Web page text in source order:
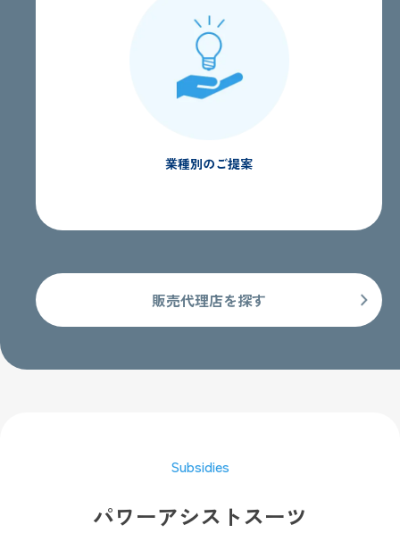
業種別のご提案
販売代理店を探す
Subsidies
パワーアシストスーツ